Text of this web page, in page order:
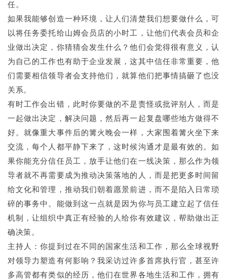
任。
如果我能够创造一种环境，让人们清楚我们想要做什么，可
以将任务委托给山姆会员店的小时工，让他们代表会员和企
业做出决定，你猜猜会发生什么？他们会觉得很有意义，认
为自己的工作也有助于企业发展，这其中信任非常重要，他
们需要相信领导者会支持他们，就算他们把事情搞砸了也没
关系。
有时工作会出错，此时你要做的不是责怪或批评别人，而是
一起做出决定，解决问题，然后再一起复盘哪些地方做得不
好。就像重大事件后的篝火晚会一样，大家围着篝火坐下来
交流，每个人都平静下来了，这时候沟通才是最有效的。如
果你能充分信任员工，放手让他们在一线决策，那么作为领
导者就不再需要成为推动决策落地的人，而是把更多时间留
给文化和管理，推动我们朝着愿景前进，而不是陷入日常琐
碎的事务中。能做到这一点就是因为你与员工建立起了信任
机制，让组织中真正有经验的人给你有效建议，帮助做出正
确决策。
主持人：你提到过在不同的国家生活和工作，那么全球视野
对领导力塑造有何影响？我采访过许多首席执行官，甚至许
多高管都有类似的经历，他们在世界各地生活和工作，拥有